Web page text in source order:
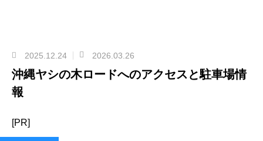
2025.12.24 2026.03.26
沖縄ヤシの木ロードへのアクセスと駐車場情
報
[PR]